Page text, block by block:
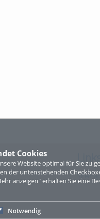
Cookies
Website optimal für Sie zu
der untenstehenden
anzeigen" erhalten Sie eine
Notwendig
Links